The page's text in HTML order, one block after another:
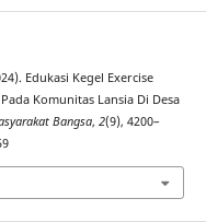
Edukasi Kegel Exercise
Komunitas Lansia Di Desa
Bangsa, 2(9), 4200–